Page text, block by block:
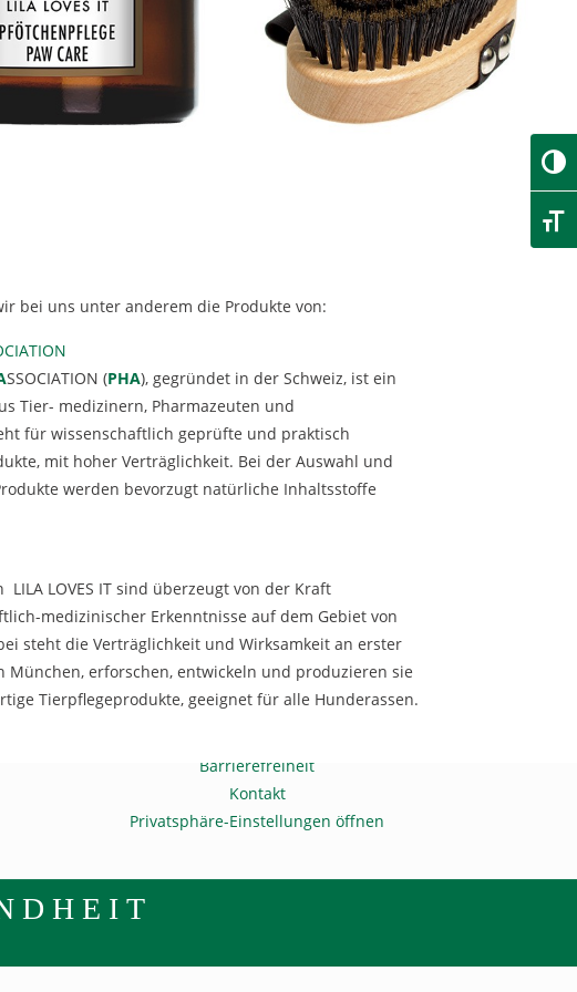
bei uns unter anderem die Produkte von:
SSOCIATION (PHA), gegründet in der Schweiz, ist ein
Tier- medizinern, Pharmazeuten und
für wissenschaftlich geprüfte und praktisch
mit hoher Verträglichkeit. Bei der Auswahl und
werden bevorzugt natürliche Inhaltsstoffe
LILA LOVES IT sind überzeugt von der Kraft
medizinischer Erkenntnisse auf dem Gebiet von
steht die Verträglichkeit und Wirksamkeit an erster
München, erforschen, entwickeln und produzieren sie
Tierpflegeprodukte, geeignet für alle Hunderassen.
Links
Impressum
Barrierefreiheit
Kontakt
Privatsphäre-Einstellungen öffnen